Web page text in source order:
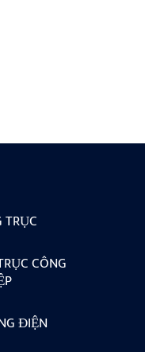
TRỤC
CÔNG
ĐIỆN